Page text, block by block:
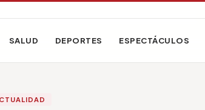
SALUD DEPORTES ESPECTÁCULOS